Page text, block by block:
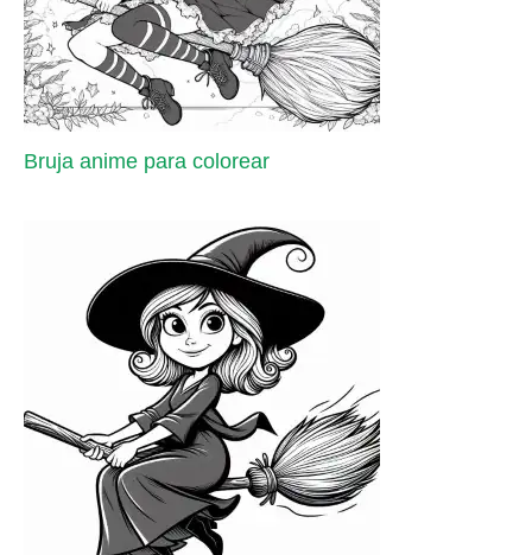
Bruja anime para colorear